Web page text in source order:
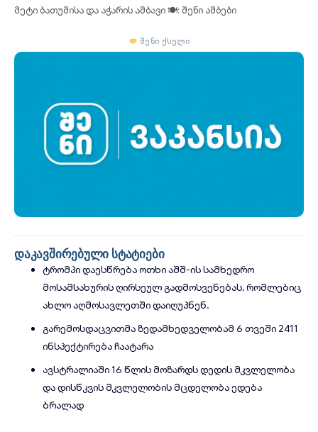
მეტი ბათუმისა და აჭარის ამბავი🍽: შენი ამბები
შენი ქსელი
დაკავშირებული სტატიები
ტრომპი დაესწრება ოთხი აშშ-ის სამხედრო
მოსამსახურის ღირსეულ გადმოსვენებას, რომლებიც
ახლო აღმოსავლეთში დაიღუპნენ.
გარემოსდაცვითმა ზედამხედველობამ 6 თვეში 2411
ინსპექტირება ჩაატარა
ავსტრალიაში 16 წლის მოზარდს დედის მკვლელობა
და დისწკვის მკვლელობის მცდელობა ედება
ბრალად